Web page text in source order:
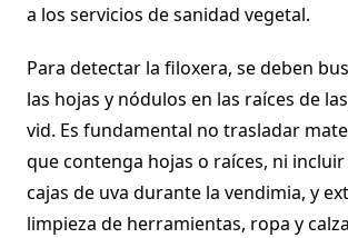
a los servicios de sanidad vegetal.
Para detectar la filoxera, se deben
las hojas y nódulos en las raíces de
vid. Es fundamental no trasladar
que contenga hojas o raíces, ni incluir
cajas de uva durante la vendimia, y
limpieza de herramientas, ropa y